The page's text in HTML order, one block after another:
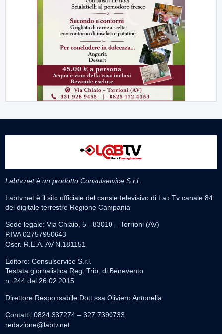
Labtv.net è un prodotto Consulservice S.r.l.
Labtv.net è il sito ufficiale del canale televisivo di Lab Tv canale 84
del digitale terrestre Regione Campania
Sede legale: Via Chiaio, 5 - 83010 – Torrioni (AV)
P.IVA 02757950643
Oscr. R.E.A. AV N.181151
Editore: Consulservice S.r.l.
Testata giornalistica Reg. Trib. di Benevento
n. 244 del 26.02.2015
Direttore Responsabile Dott.ssa Oliviero Antonella
Contatti: 0824.337274 – 327.7390733
redazione@labtv.net